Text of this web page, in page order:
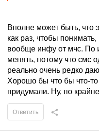
Вполне может быть, что
как раз, чтобы
вообще инфу от мчс. По
менять, потому что смс
реально очень редко
Хорошо бы что бы что-
придумали. Ну, по
Ответить